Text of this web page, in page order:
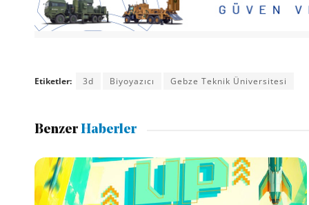
Etiketler: 3d Biyoyazıcı Gebze Teknik Üniversitesi
BenzerHaberler